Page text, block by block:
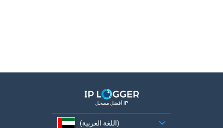
أفضل مسجل IP
(اللغة العربية)